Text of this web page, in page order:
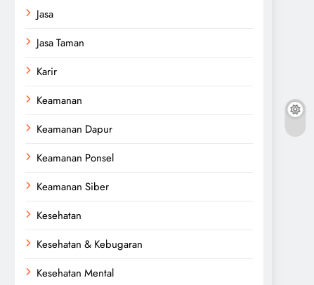
Jasa
Jasa Taman
Karir
Keamanan
Keamanan Dapur
Keamanan Ponsel
Keamanan Siber
Kesehatan
Kesehatan & Kebugaran
Kesehatan Mental